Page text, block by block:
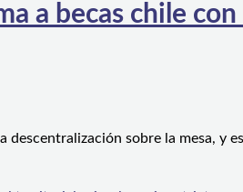
a becas chile
sobre la mesa, y